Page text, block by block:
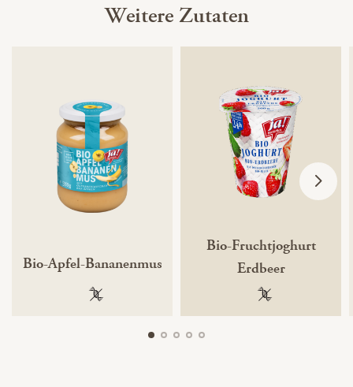
Weitere Zutaten
Bio-Apfel-Bananenmus
100 % gentechnikfrei
Bio-Fruchtjoghurt
Erdbeer
100 %